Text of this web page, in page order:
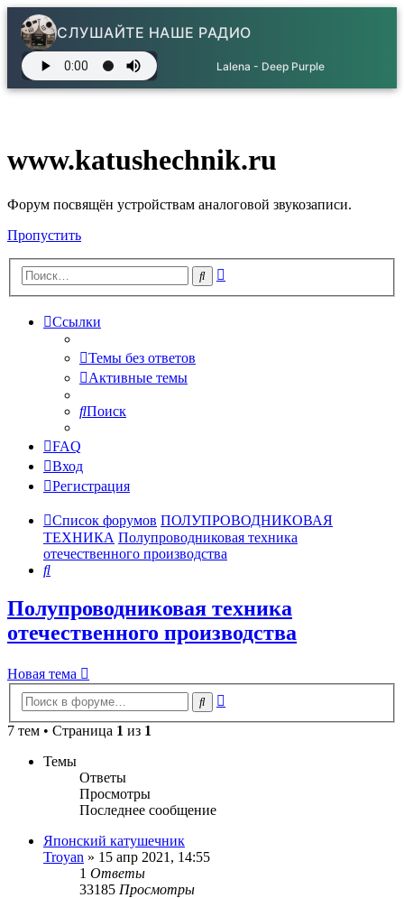
СЛУШАЙТЕ НАШЕ РАДИО
Lalena - Deep Purple
www.katushechnik.ru
Форум посвящён устройствам аналоговой звукозаписи.
Пропустить
Поиск
Ссылки
Темы без ответов
Активные темы
Поиск
FAQ
Вход
Регистрация
Список форумов ПОЛУПРОВОДНИКОВАЯ
ТЕХНИКА Полупроводниковая техника
отечественного производства
Поиск
Полупроводниковая техника
отечественного производства
Новая тема
Поиск
7 тем • Страница 1 из 1
Темы
Ответы
Просмотры
Последнее сообщение
Японский катушечник
Troyan » 15 апр 2021, 14:55
1 Ответы
33185 Просмотры